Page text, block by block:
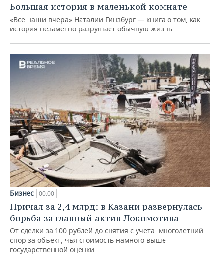
Большая история в маленькой комнате
«Все наши вчера» Наталии Гинзбург — книга о том, как
история незаметно разрушает обычную жизнь
Бизнес 00:00
Причал за 2,4 млрд: в Казани развернулась
борьба за главный актив Локомотива
От сделки за 100 рублей до снятия с учета: многолетний
спор за объект, чья стоимость намного выше
государственной оценки